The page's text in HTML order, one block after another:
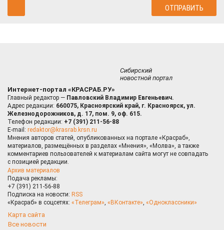
Сибирский
новостной портал
Интернет-портал «КРАСРАБ.РУ»
Главный редактор — Павловский Владимир Евгеньевич.
Адрес редакции: 660075, Красноярский край, г. Красноярск, ул.
Железнодорожников, д. 17, пом. 9, оф. 615.
Телефон редакции: +7 (391) 211-56-88
E-mail: redaktor@krasrab.krsn.ru
Мнения авторов статей, опубликованных на портале «Красраб»,
материалов, размещённых в разделах «Мнения», «Молва», а также
комментариев пользователей к материалам сайта могут не совпадать
с позицией редакции.
Архив материалов
Подача рекламы:
+7 (391) 211-56-88
Подписка на новости: RSS
«Красраб» в соцсетях: «Телеграм», «ВКонтакте», «Одноклассники»
Карта сайта
Все новости